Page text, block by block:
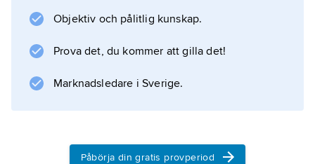
baspar
vilket är detsamma som kvävebaspar. Repen i
Objektiv och pålitlig kunskap.
Prova det, du kommer att gilla det!
Marknadsledare i Sverige.
Påbörja din gratis provperiod